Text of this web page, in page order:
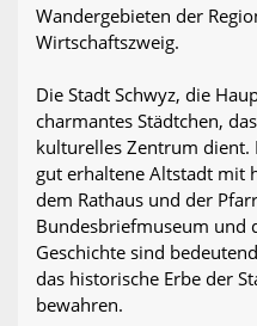
Wandergebieten der
Wirtschaftszweig.
Die Stadt Schwyz, die
charmantes Städtchen,
kulturelles Zentrum dient.
gut erhaltene Altstadt mit
dem Rathaus und der
Bundesbriefmuseum und
Geschichte sind
das historische Erbe der
bewahren.